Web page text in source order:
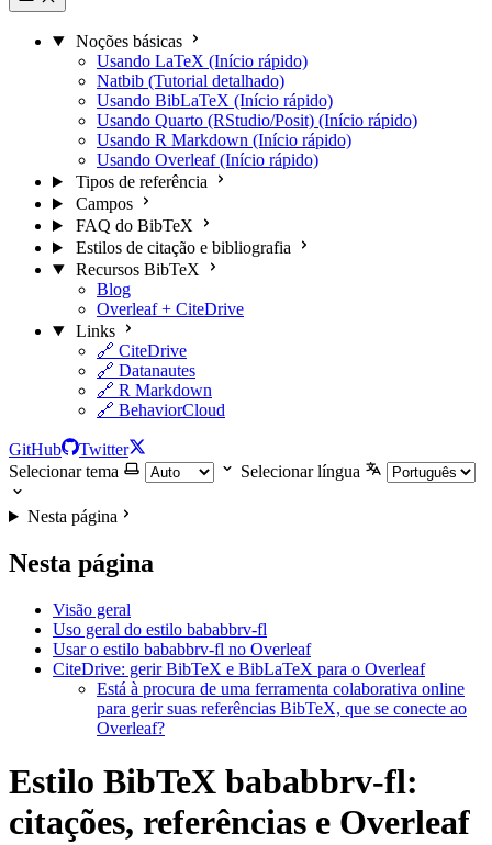
Noções básicas
Usando LaTeX (Início rápido)
Natbib (Tutorial detalhado)
Usando BibLaTeX (Início rápido)
Usando Quarto (RStudio/Posit) (Início rápido)
Usando R Markdown (Início rápido)
Usando Overleaf (Início rápido)
Tipos de referência
Campos
FAQ do BibTeX
Estilos de citação e bibliografia
Recursos BibTeX
Blog
Overleaf + CiteDrive
Links
🔗 CiteDrive
🔗 Datanautes
🔗 R Markdown
🔗 BehaviorCloud
GitHub
Twitter
Selecionar tema
Selecionar língua
Nesta página
Nesta página
Visão geral
Uso geral do estilo bababbrv-fl
Usar o estilo bababbrv-fl no Overleaf
CiteDrive: gerir BibTeX e BibLaTeX para o Overleaf
Está à procura de uma ferramenta colaborativa online
para gerir suas referências BibTeX, que se conecte ao
Overleaf?
Estilo BibTeX bababbrv-fl:
citações, referências e Overleaf